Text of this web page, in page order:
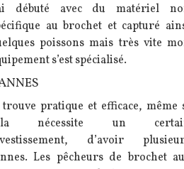
débuté avec du matériel
au brochet et capturé
poissons mais très vite
s’est spécialisé.
trouve pratique et efficace, même
nécessite un
d’avoir
Les pêcheurs de brochet